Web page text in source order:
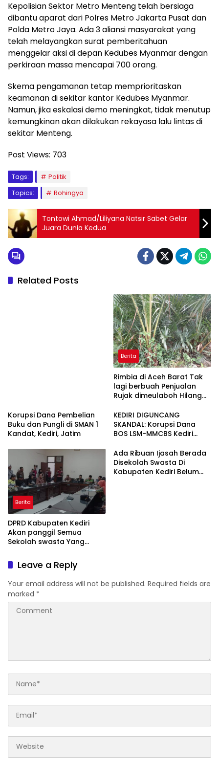
Kepolisian Sektor Metro Menteng telah bersiaga
dibantu aparat dari Polres Metro Jakarta Pusat dan
Polda Metro Jaya. Ada 3 aliansi masyarakat yang
telah melayangkan surat pemberitahuan
menggelar aksi di depan Kedubes Myanmar dengan
perkiraan massa mencapai 700 orang.
Skema pengamanan tetap memprioritaskan
keamanan di sekitar kantor Kedubes Myanmar.
Namun, jika eskalasi demo meningkat, tidak menutup
kemungkinan akan dilakukan rekayasa lalu lintas di
sekitar Menteng.
Post Views: 703
Tags:
Politik
Topics:
Rohingya
Tontowi Ahmad/Liliyana Natsir Sabet Gelar
Juara Dunia Kedua
Related Posts
Berita
Rimbia di Aceh Barat Tak
lagi berbuah Penjualan
Rujak dimeulaboh Hilang
Korupsi Dana Pembelian
Buku dan Pungli di SMAN 1
Kandat, Kediri, Jatim
KEDIRI DIGUNCANG
SKANDAL: Korupsi Dana
BOS LSM-MMCBS Kediri
Dinas Pendidikan
Kabupaten Kediri Menuntut
Kepala Dinas Pendidikan di
Berita
DPRD Kabupaten Kediri
Akan panggil Semua
Sekolah swasta Yang
Ada Ribuan Ijasah Berada
Disekolah Swasta Di
Kabupaten Kediri Belum
Leave a Reply
Your email address will not be published. Required fields are
marked *